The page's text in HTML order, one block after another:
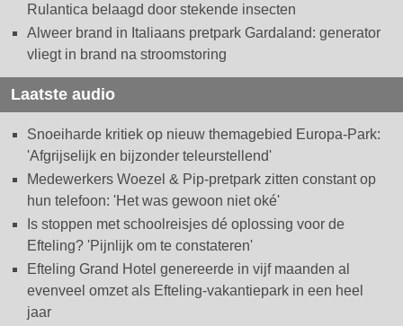
Rulantica belaagd door stekende insecten
Alweer brand in Italiaans pretpark Gardaland: generator
vliegt in brand na stroomstoring
Laatste audio
Snoeiharde kritiek op nieuw themagebied Europa-Park:
'Afgrijselijk en bijzonder teleurstellend'
Medewerkers Woezel & Pip-pretpark zitten constant op
hun telefoon: 'Het was gewoon niet oké'
Is stoppen met schoolreisjes dé oplossing voor de
Efteling? 'Pijnlijk om te constateren'
Efteling Grand Hotel genereerde in vijf maanden al
evenveel omzet als Efteling-vakantiepark in een heel
jaar